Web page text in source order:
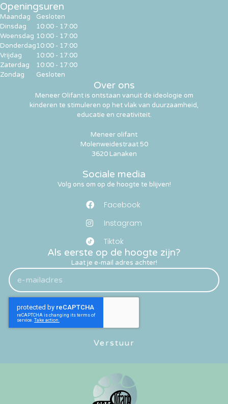
Als eerste op de hoogte zijn?
Laat je e-mail adres achter!
Verstuur
Sociale media
Volg ons om op de hoogte te blijven!
Facebook
Instagram
Tiktok
Over ons
Meneer Olifant is ontstaan vanuit de ideologie om
kinderen te stimuleren op het vlak van duurzaamheid,
educatie en creativiteit.
Meneer olifant
Molenweidestraat 50
3620 Lanaken
Openingsuren
Maandag
Dinsdag
Woensdag
Donderdag
Vrijdag
Zaterdag
Zondag
Gesloten
10:00 - 17:00
10:00 - 17:00
10:00 - 17:00
10:00 - 17:00
10:00 - 17:00
Gesloten